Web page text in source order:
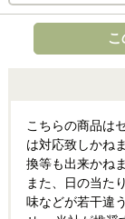
こちらの商品は
は対応致しかね
換等も出来かね
また、日の当た
味などが若干違